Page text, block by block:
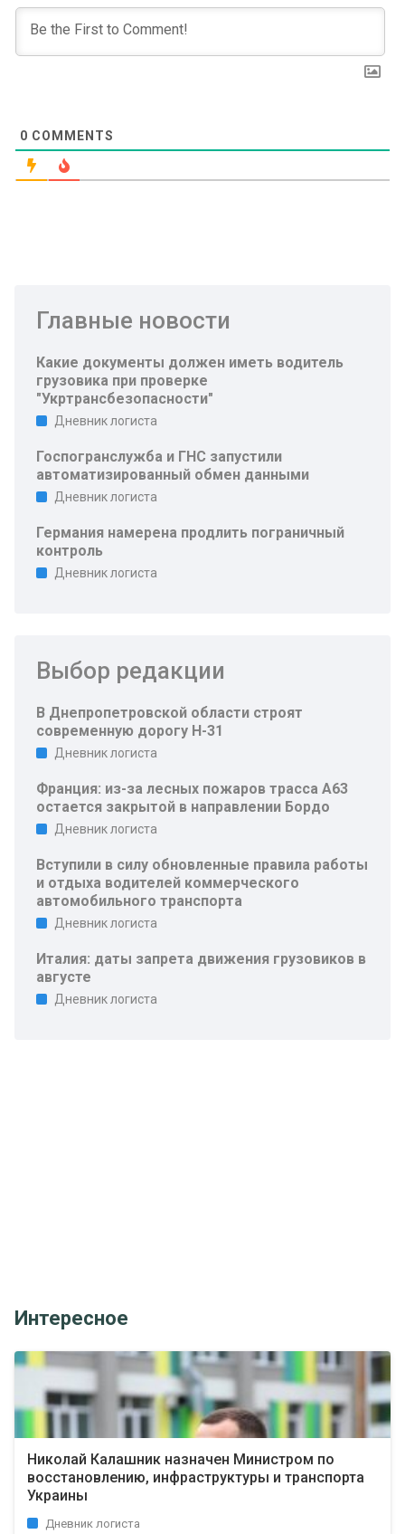
0 COMMENTS
Главные новости
Какие документы должен иметь водитель
грузовика при проверке
"Укртрансбезопасности"
Дневник логиста
Госпогранслужба и ГНС запустили
автоматизированный обмен данными
Дневник логиста
Германия намерена продлить пограничный
контроль
Дневник логиста
Выбор редакции
В Днепропетровской области строят
современную дорогу Н-31
Дневник логиста
Франция: из-за лесных пожаров трасса A63
остается закрытой в направлении Бордо
Дневник логиста
Вступили в силу обновленные правила работы
и отдыха водителей коммерческого
автомобильного транспорта
Дневник логиста
Италия: даты запрета движения грузовиков в
августе
Дневник логиста
Интересное
Николай Калашник назначен Министром по
восстановлению, инфраструктуры и транспорта
Украины
Дневник логиста